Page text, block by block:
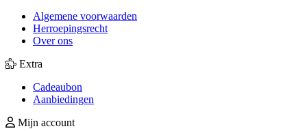
Algemene voorwaarden
Herroepingsrecht
Over ons
Extra
Cadeaubon
Aanbiedingen
Mijn account